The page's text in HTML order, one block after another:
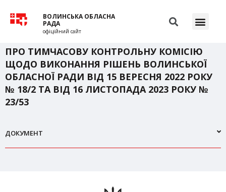
ВОЛИНСЬКА ОБЛАСНА
РАДА
офіційний сайт
ПРО ТИМЧАСОВУ КОНТРОЛЬНУ КОМІСІЮ
ЩОДО ВИКОНАННЯ РІШЕНЬ ВОЛИНСЬКОЇ
ОБЛАСНОЇ РАДИ ВІД 15 ВЕРЕСНЯ 2022 РОКУ
№ 18/2 ТА ВІД 16 ЛИСТОПАДА 2023 РОКУ №
23/53
ДОКУМЕНТ